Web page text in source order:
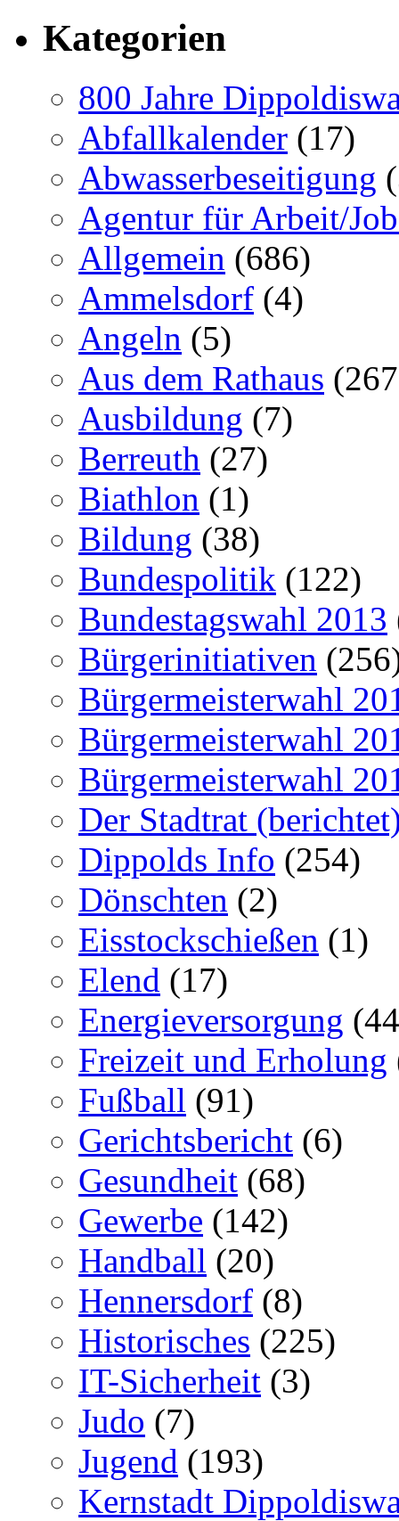
Kategorien
800 Jahre
Abfallkalender (17)
Abwasserbeseitigung
Agentur für Arbeit/
Allgemein (686)
Ammelsdorf (4)
Angeln (5)
Aus dem Rathaus
Ausbildung (7)
Berreuth (27)
Biathlon (1)
Bildung (38)
Bundespolitik (122)
Bundestagswahl 2013
Bürgerinitiativen
Bürgermeisterwahl
Bürgermeisterwahl
Bürgermeisterwahl
Der Stadtrat
Dippolds Info (254)
Dönschten (2)
Eisstockschießen (1)
Elend (17)
Energieversorgung
Freizeit und Erholung
Fußball (91)
Gerichtsbericht (6)
Gesundheit (68)
Gewerbe (142)
Handball (20)
Hennersdorf (8)
Historisches (225)
IT-Sicherheit (3)
Judo (7)
Jugend (193)
Kernstadt